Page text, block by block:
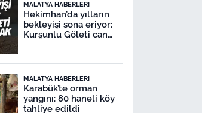
MALATYA HABERLERI
Hekimhan’da yılların
bekleyişi sona eriyor:
Kurşunlu Göleti can
MALATYA HABERLERI
Karabük’te orman
yangını: 80 haneli köy
tahliye edildi